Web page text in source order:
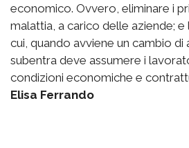
economico. Ovvero, eliminare i
malattia, a carico delle aziende; e
cui, quando avviene un cambio di
subentra deve assumere i
condizioni economiche e
Elisa Ferrando